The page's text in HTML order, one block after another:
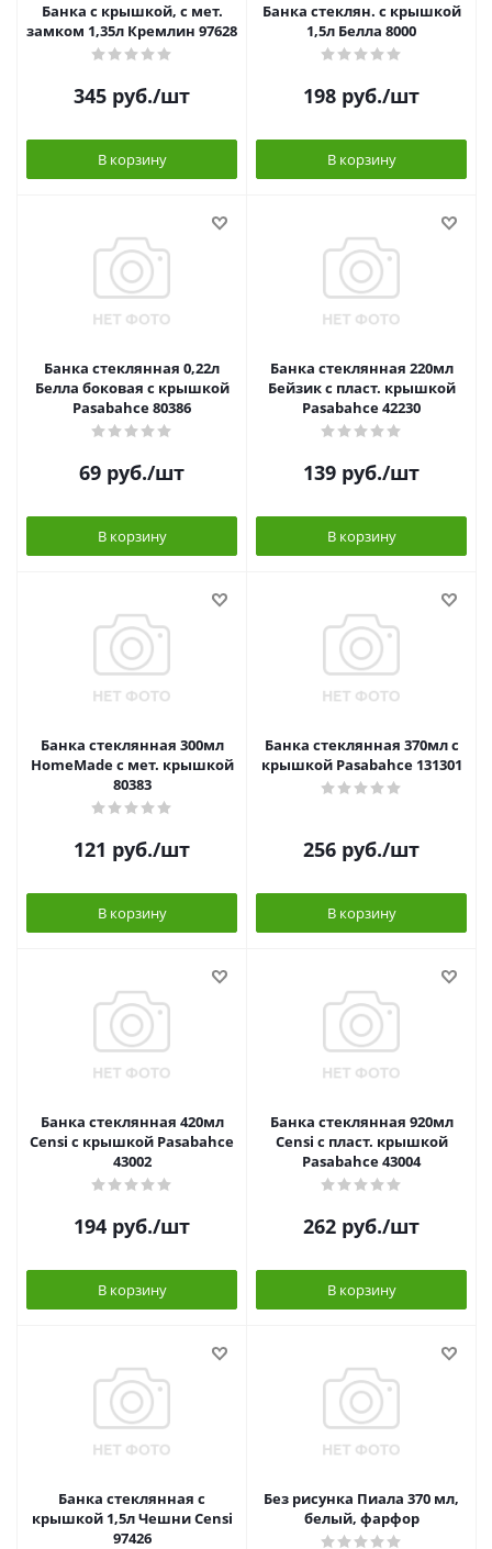
Банка с крышкой, с мет.
замком 1,35л Кремлин 97628
345 руб./шт
В корзину
Банка стеклян. с крышкой
1,5л Белла 8000
198 руб./шт
В корзину
Банка стеклянная 0,22л
Белла боковая с крышкой
Pasabahce 80386
69 руб./шт
В корзину
Банка стеклянная 220мл
Бейзик с пласт. крышкой
Pasabahce 42230
139 руб./шт
В корзину
Банка стеклянная 300мл
HomeMade с мет. крышкой
80383
121 руб./шт
В корзину
Банка стеклянная 370мл с
крышкой Pasabahce 131301
256 руб./шт
В корзину
Банка стеклянная 420мл
Censi с крышкой Pasabahce
43002
194 руб./шт
В корзину
Банка стеклянная 920мл
Censi с пласт. крышкой
Pasabahce 43004
262 руб./шт
В корзину
Банка стеклянная с
крышкой 1,5л Чешни Censi
97426
Без рисунка Пиала 370 мл,
белый, фарфор